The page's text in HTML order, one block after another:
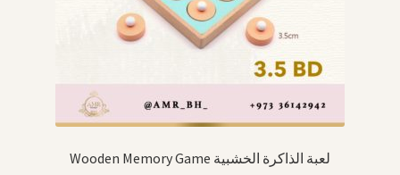
Wooden Memory Game لعبة الذاكرة الخشبية